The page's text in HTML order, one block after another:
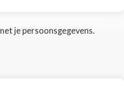
je persoonsgegevens.